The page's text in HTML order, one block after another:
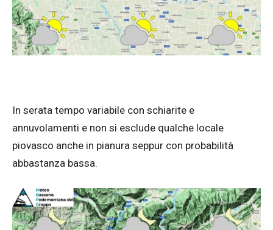
In serata tempo variabile con schiarite e
annuvolamenti e non si esclude qualche locale
piovasco anche in pianura seppur con probabilità
abbastanza bassa.